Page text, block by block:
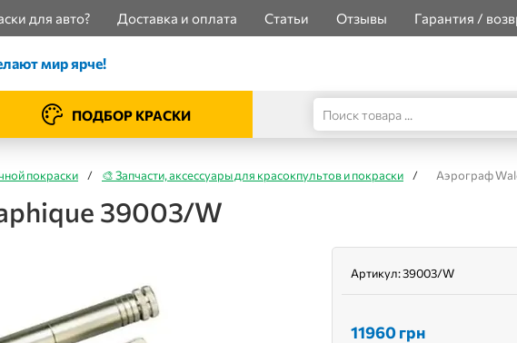
для авто? Доставка и оплата Статьи Отзывы Гарантия /
мир ярче!
ПОДБОР КРАСКИ
покраски / 🎨 Запчасти, аксессуары для красокпультов и покраски / Аэрограф
39003/W
Артикул:39003/W
11960грн